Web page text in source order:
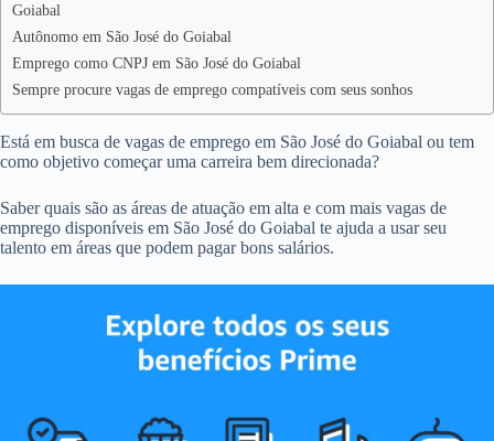
Goiabal
Autônomo em São José do Goiabal
Emprego como CNPJ em São José do Goiabal
Sempre procure vagas de emprego compatíveis com seus sonhos
Está em busca de vagas de emprego em São José do Goiabal ou tem
como objetivo começar uma carreira bem direcionada?
Saber quais são as áreas de atuação em alta e com mais vagas de
emprego disponíveis em São José do Goiabal te ajuda a usar seu
talento em áreas que podem pagar bons salários.